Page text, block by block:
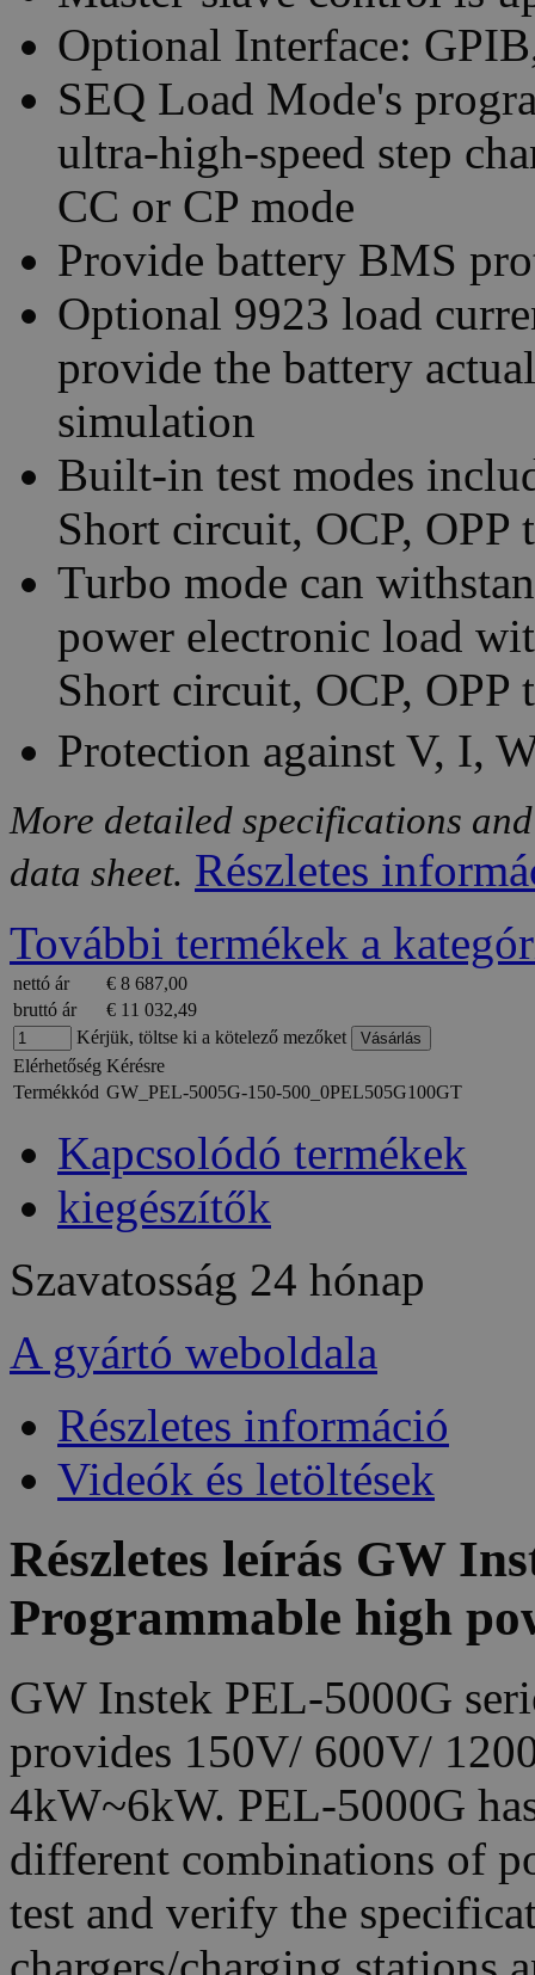
Optional Interface:
SEQ Load Mode's
ultra-high-speed step
CC or CP mode
Provide battery BMS
Optional 9923 load
provide the battery
simulation
Built-in test modes
Short circuit, OCP, OPP
Turbo mode can
power electronic load
Short circuit, OCP, OPP
Protection against V, I,
More detailed specifications
data sheet. Részletes
További termékek a
nettó ár
€ 8 687,00
bruttó ár
€ 11 032,49
Kérjük, töltse ki a kötelező mezőket
Elérhetőség Kérésre
Termékkód GW_PEL-5005G-150-500_0PEL505G100GT
Kapcsolódó termékek
kiegészítők
Szavatosság 24 hónap
A gyártó weboldala
Részletes információ
Videók és letöltések
Részletes leírás GW
Programmable high
GW Instek PEL-5000G
provides 150V/ 600V/
4kW~6kW. PEL-5000G
different combinations of
test and verify the